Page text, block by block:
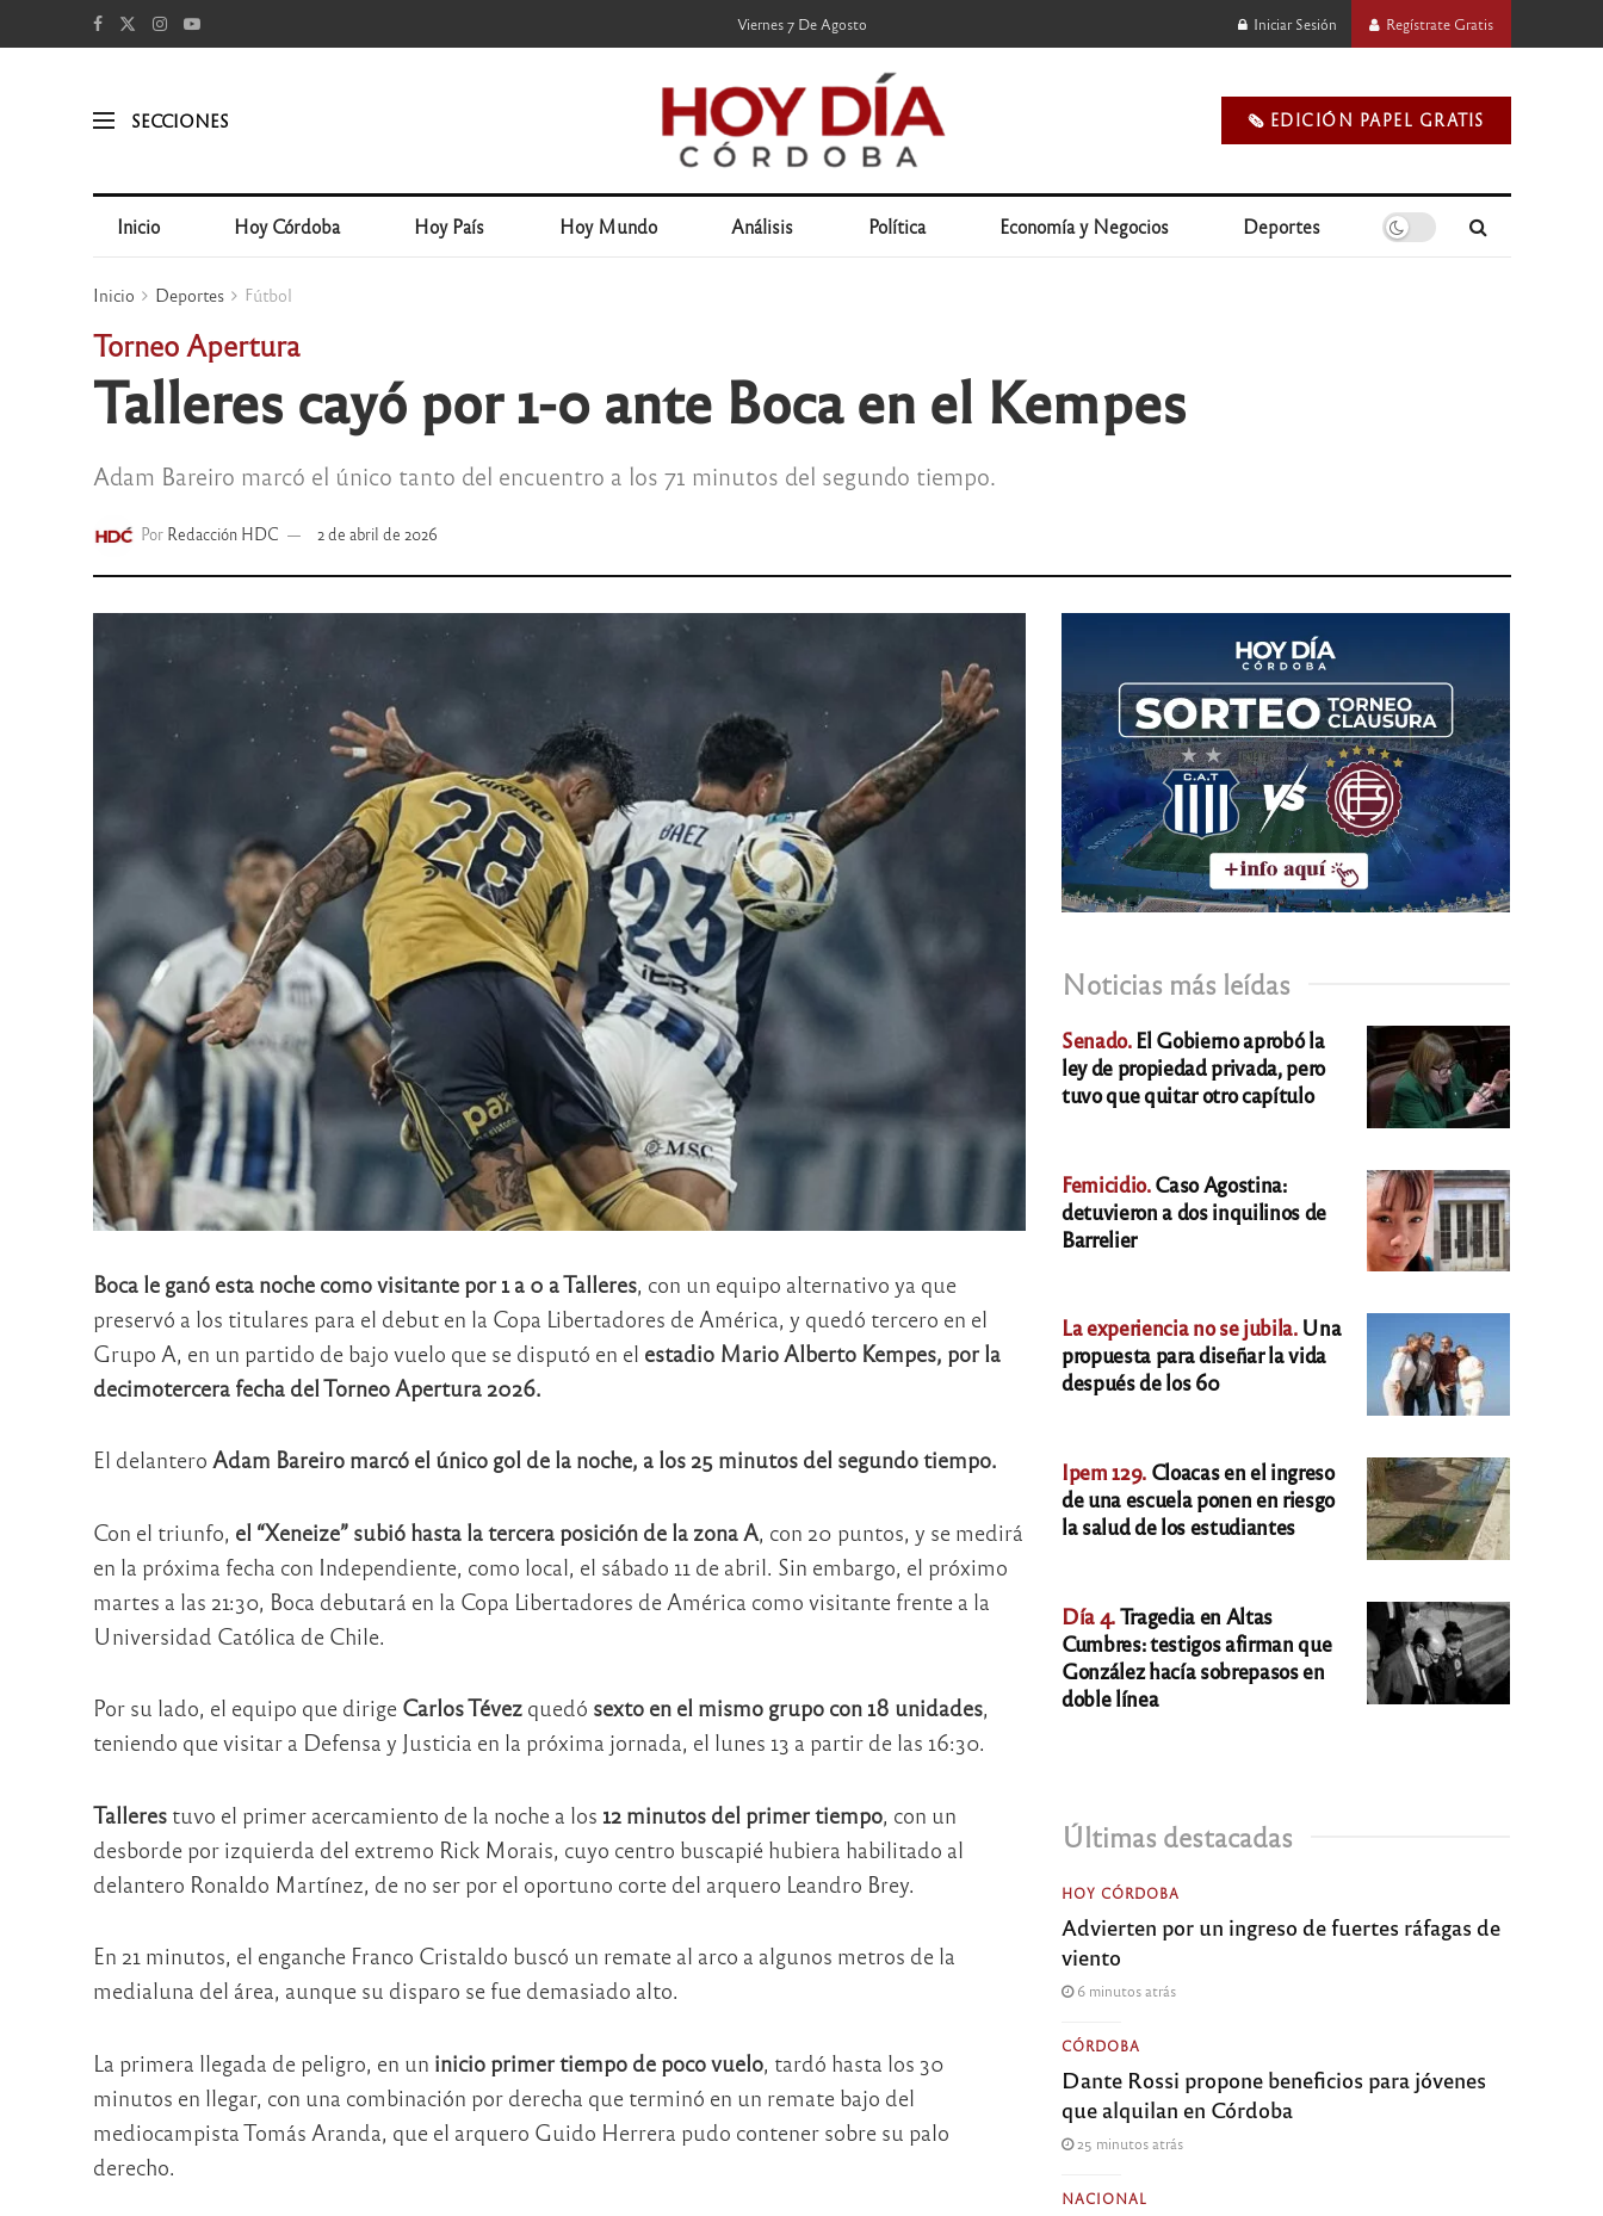
Viernes 7 De Agosto Iniciar Sesión Regístrate Gratis
SECCIONES 🗞️ EDICIÓN PAPEL GRATIS
Inicio Hoy Córdoba Hoy País Hoy Mundo Análisis Política Economía y Negocios Deportes
Inicio Deportes Fútbol
Torneo Apertura
Talleres cayó por 1-0 ante Boca en el Kempes
Adam Bareiro marcó el único tanto del encuentro a los 71 minutos del segundo tiempo.
Por Redacción HDC 2 de abril de 2026
Boca le ganó esta noche como visitante por 1 a 0 a Talleres, con un equipo alternativo ya que
preservó a los titulares para el debut en la Copa Libertadores de América, y quedó tercero en el
Grupo A, en un partido de bajo vuelo que se disputó en el estadio Mario Alberto Kempes, por la
decimotercera fecha del Torneo Apertura 2026.
El delantero Adam Bareiro marcó el único gol de la noche, a los 25 minutos del segundo tiempo.
Con el triunfo, el “Xeneize” subió hasta la tercera posición de la zona A, con 20 puntos, y se medirá
en la próxima fecha con Independiente, como local, el sábado 11 de abril. Sin embargo, el próximo
martes a las 21:30, Boca debutará en la Copa Libertadores de América como visitante frente a la
Universidad Católica de Chile.
Por su lado, el equipo que dirige Carlos Tévezquedó sexto en el mismo grupo con 18 unidades,
teniendo que visitar a Defensa y Justicia en la próxima jornada, el lunes 13 a partir de las 16:30.
Tallerestuvo el primer acercamiento de la noche a los 12 minutos del primer tiempo, con un
desborde por izquierda del extremo Rick Morais, cuyo centro buscapié hubiera habilitado al
delantero Ronaldo Martínez, de no ser por el oportuno corte del arquero Leandro Brey.
En 21 minutos, el enganche Franco Cristaldo buscó un remate al arco a algunos metros de la
medialuna del área, aunque su disparo se fue demasiado alto.
La primera llegada de peligro, en un inicio primer tiempo de poco vuelo, tardó hasta los 30
minutos en llegar, con una combinación por derecha que terminó en un remate bajo del
mediocampista Tomás Aranda, que el arquero Guido Herrera pudo contener sobre su palo
derecho.
Noticias más leídas
Senado.El Gobierno aprobó la
ley de propiedad privada, pero
tuvo que quitar otro capítulo
Femicidio.Caso Agostina:
detuvieron a dos inquilinos de
Barrelier
La experiencia no se jubila.Una
propuesta para diseñar la vida
después de los 60
Ipem 129. Cloacas en el ingreso
de una escuela ponen en riesgo
la salud de los estudiantes
Día 4.Tragedia en Altas
Cumbres: testigos afirman que
González hacía sobrepasos en
doble línea
Últimas destacadas
HOY CÓRDOBA
Advierten por un ingreso de fuertes ráfagas de
viento
6 minutos atrás
CÓRDOBA
Dante Rossi propone beneficios para jóvenes
que alquilan en Córdoba
25 minutos atrás
NACIONAL